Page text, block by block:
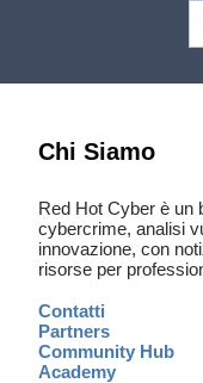
Chi Siamo
Red Hot Cyber è un
cybercrime, analisi
innovazione, con
risorse per
Contatti
Partners
Community Hub
Academy